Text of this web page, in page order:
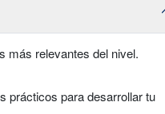
más relevantes del nivel.
prácticos para desarrollar tu